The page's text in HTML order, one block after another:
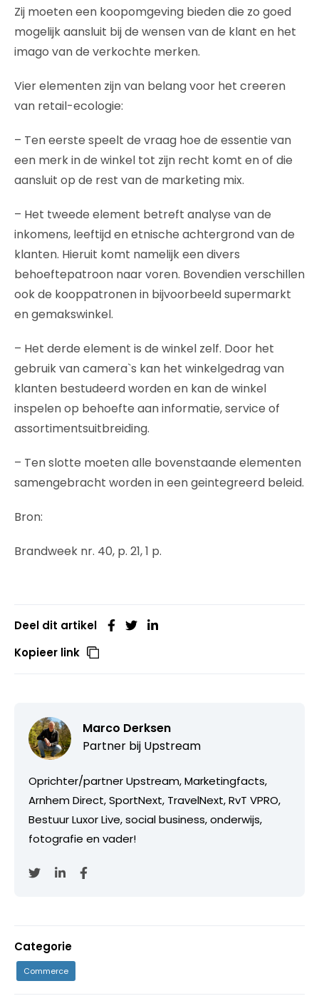
Zij moeten een koopomgeving bieden die zo goed
mogelijk aansluit bij de wensen van de klant en het
imago van de verkochte merken.
Vier elementen zijn van belang voor het creeren
van retail-ecologie:
– Ten eerste speelt de vraag hoe de essentie van
een merk in de winkel tot zijn recht komt en of die
aansluit op de rest van de marketing mix.
– Het tweede element betreft analyse van de
inkomens, leeftijd en etnische achtergrond van de
klanten. Hieruit komt namelijk een divers
behoeftepatroon naar voren. Bovendien verschillen
ook de kooppatronen in bijvoorbeeld supermarkt
en gemakswinkel.
– Het derde element is de winkel zelf. Door het
gebruik van camera`s kan het winkelgedrag van
klanten bestudeerd worden en kan de winkel
inspelen op behoefte aan informatie, service of
assortimentsuitbreiding.
– Ten slotte moeten alle bovenstaande elementen
samengebracht worden in een geintegreerd beleid.
Bron:
Brandweek nr. 40, p. 21, 1 p.
Deel dit artikel
Kopieer link
Marco Derksen
Partner bij Upstream
Oprichter/partner Upstream, Marketingfacts,
Arnhem Direct, SportNext, TravelNext, RvT VPRO,
Bestuur Luxor Live, social business, onderwijs,
fotografie en vader!
Categorie
Commerce